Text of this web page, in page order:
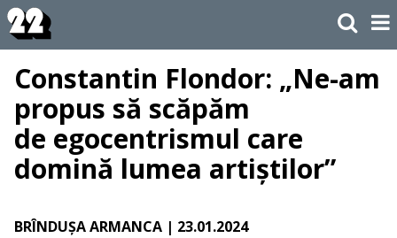
Constantin Flondor: „Ne-am
propus să scăpăm
de egocentrismul care
domină lumea artiștilor”
BRÎNDUȘA ARMANCA | 23.01.2024